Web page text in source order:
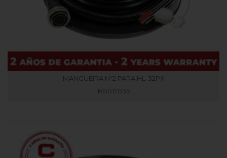
MANGUEIRA Nº2 PARA HL-32PX
RB017035